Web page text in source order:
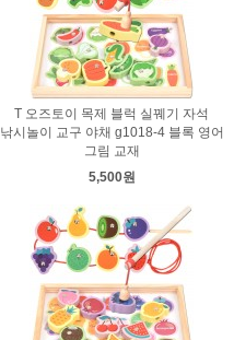
T 오즈토이 목제 블럭 실꿰기 자석
낚시놀이 교구 야채 g1018-4 블록 영어
그림 교재
5,500원